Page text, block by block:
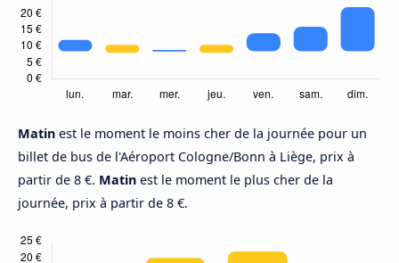
Matin est le moment le moins cher de la journée pour un
billet de bus de l'Aéroport Cologne/Bonn à Liège, prix à
partir de 8 €. Matin est le moment le plus cher de la
journée, prix à partir de 8 €.